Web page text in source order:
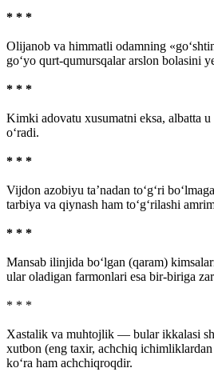
* * *
Olijanob va himmatli odamning
go‘yo qurt-qumursqalar arslon bolasini
* * *
Kimki adovatu xusumatni eksa, albatta u
o‘radi.
* * *
Vijdon azobiyu ta’nadan to‘g‘ri
tarbiya va qiynash ham to‘g‘rilashi
* * *
Mansab ilinjida bo‘lgan (qaram)
ular oladigan farmonlari esa bir-biriga
* * *
Xastalik va muhtojlik — bular ikkalasi
xutbon (eng taxir, achchiq
ko‘ra ham achchiqroqdir.